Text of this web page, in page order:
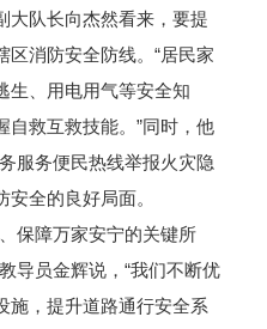
队长向杰然看来，要提
区消防安全防线。“居民家
生、用电用气等安全知
自救互救技能。”同时，他
服务便民热线举报火灾隐
全的良好局面。
障万家安宁的关键所
导员金辉说，“我们不断优
施，提升道路通行安全系